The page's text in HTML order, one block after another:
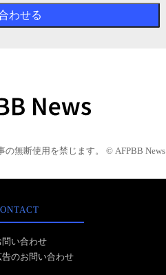
の無断使用を禁じます。 © AFPBB News
問い合わせ
告のお問い合わせ